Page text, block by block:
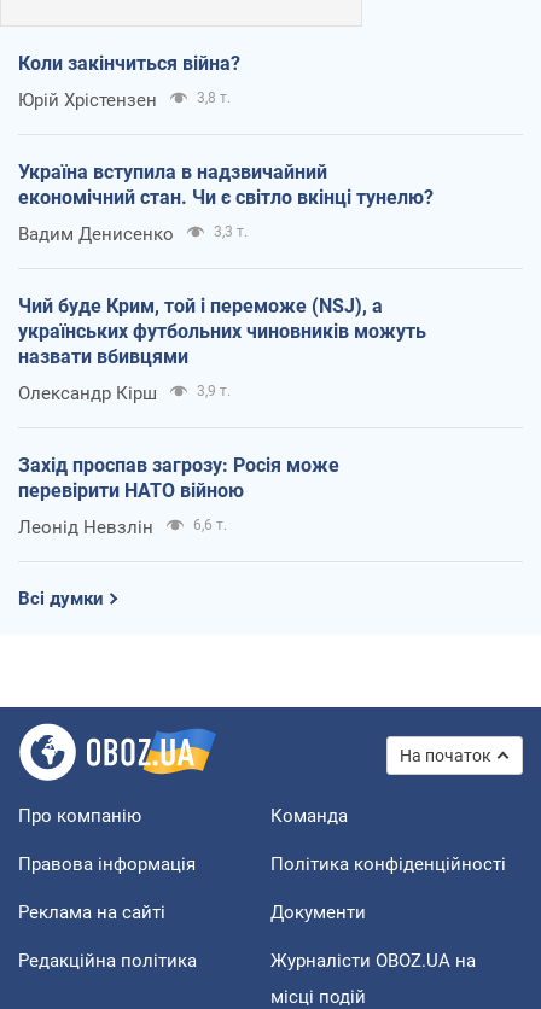
Коли закінчиться війна?
Юрій Хрістензен 3,8 т.
Україна вступила в надзвичайний
економічний стан. Чи є світло вкінці тунелю?
Вадим Денисенко 3,3 т.
Чий буде Крим, той і переможе (NSJ), а
українських футбольних чиновників можуть
назвати вбивцями
Олександр Кірш 3,9 т.
Захід проспав загрозу: Росія може
перевірити НАТО війною
Леонід Невзлін 6,6 т.
Всі думки
На початок
Про компанію Команда
Правова інформація Політика конфіденційності
Реклама на сайті Документи
Редакційна політика
Журналісти OBOZ.UA на
місці подій